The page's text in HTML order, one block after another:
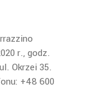
r., godz.
Okrzei 35.
+48 600